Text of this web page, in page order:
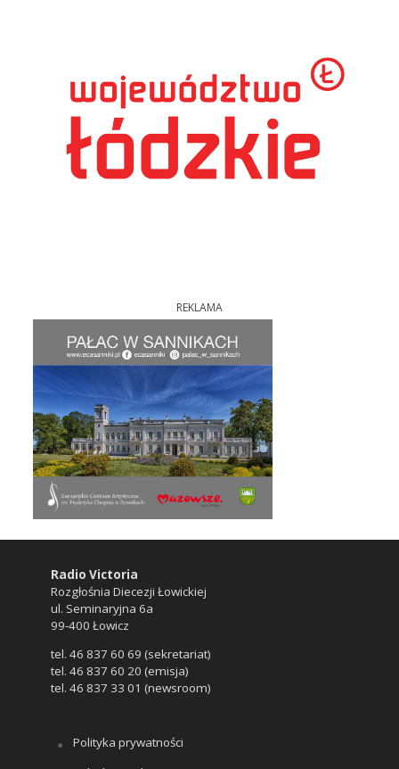
REKLAMA
Radio Victoria
Rozgłośnia Diecezji Łowickiej
ul. Seminaryjna 6a
99-400 Łowicz
tel. 46 837 60 69 (sekretariat)
tel. 46 837 60 20 (emisja)
tel. 46 837 33 01 (newsroom)
Polityka prywatności